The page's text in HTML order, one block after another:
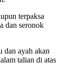
terpaksa
dan seronok
dan ayah akan
talian di atas